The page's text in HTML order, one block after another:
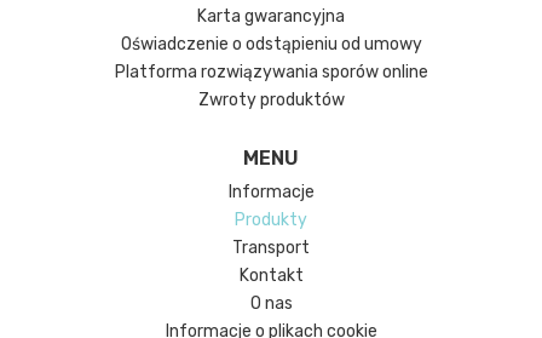
Karta gwarancyjna
Oświadczenie o odstąpieniu od umowy
Platforma rozwiązywania sporów online
Zwroty produktów
MENU
Informacje
Produkty
Transport
Kontakt
O nas
Informacje o plikach cookie